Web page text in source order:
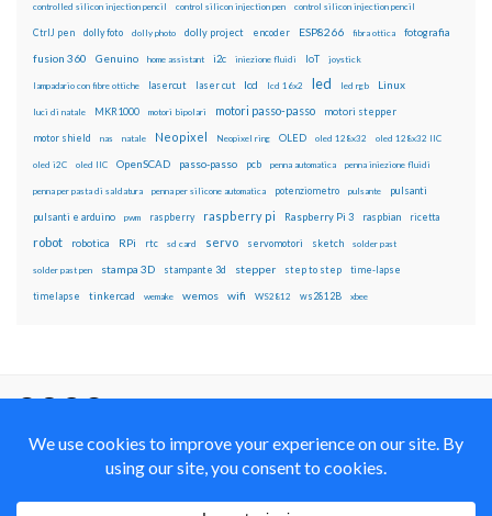
controlled silicon injection pencil control silicon injection pen control silicon injection pencil
CtrlJ pen dolly foto dolly photo dolly project encoder ESP8266 fibra ottica fotografia
fusion 360 Genuino home assistant i2c iniezione fluidi IoT joystick
lampadario con fibre ottiche lasercut laser cut lcd lcd 16x2 led led rgb Linux
luci di natale MKR1000 motori bipolari motori passo-passo motori stepper
motor shield nas natale Neopixel Neopixel ring OLED oled 128x32 oled 128x32 IIC
oled i2C oled IIC OpenSCAD passo-passo pcb penna automatica penna iniezione fluidi
penna per pasta di saldatura penna per silicone automatica potenziometro pulsante pulsanti
pulsanti e arduino pwm raspberry raspberry pi Raspberry Pi 3 raspbian ricetta
robot robotica RPi rtc sd card servo servomotori sketch solder past
solder past pen stampa 3D stampante 3d stepper step to step time-lapse
timelapse tinkercad wemake wemos wifi WS2812 ws2812B xbee
Alike 4.0 International